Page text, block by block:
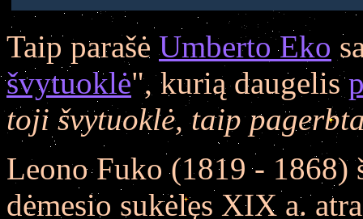
Taip parašė Umberto Eko
švytuoklė", kurią daugelis
toji švytuoklė, taip
Leono Fuko (1819 - 1868)
dėmesio sukėlęs XIX a.